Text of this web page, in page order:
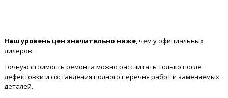
Наш уровень цен значительно ниже , чем у официальных
дилеров.
Точную стоимость ремонта можно рассчитать только после
дефектовки и составления полного перечня работ и заменяемых
деталей.